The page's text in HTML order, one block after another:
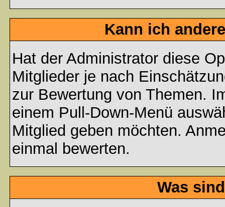
Kann ich
Hat der Administrator diese
Mitglieder je nach
zur Bewertung von Themen.
einem Pull-Down-Menü
Mitglied geben möchten.
einmal bewerten.
Was